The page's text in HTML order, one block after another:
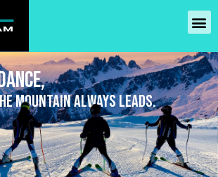
MOUNTAIN ALWAYS LEADS.